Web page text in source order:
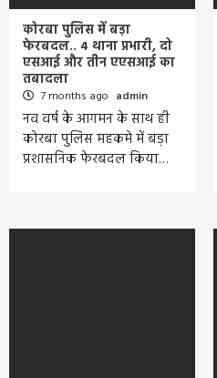
कोरबा पुलिस में बड़ा
फेरबदल.. 4 थाना प्रभारी, दो
एसआई और तीन एएसआई का
तबादला
7 months ago admin
नव वर्ष के आगमन के साथ ही
कोरबा पुलिस महकमे में बड़ा
प्रशासनिक फेरबदल किया…